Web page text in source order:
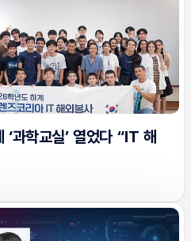
과학교실’ 열었다 “IT 해